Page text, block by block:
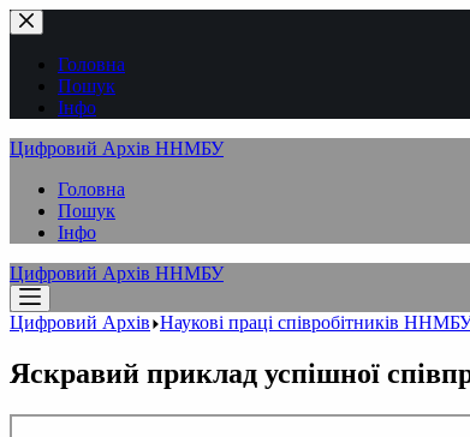
Перейти
до
вмістуГоловна
Пошук
Інфо
Цифровий Архів ННМБУ
Головна
Пошук
Інфо
Цифровий Архів ННМБУ
Цифровий Архів Наукові праці співробітників
Яскравий приклад успішної